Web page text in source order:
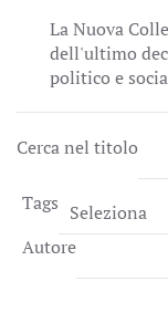
La Nuova
dell'ultimo
politico e
Cerca nel titolo
Tags
Autore